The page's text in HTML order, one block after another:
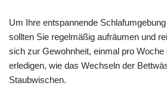
Um Ihre entspannende
sollten Sie regelmäßig aufräumen und
sich zur Gewohnheit, einmal pro Woche
erledigen, wie das Wechseln der
Staubwischen.